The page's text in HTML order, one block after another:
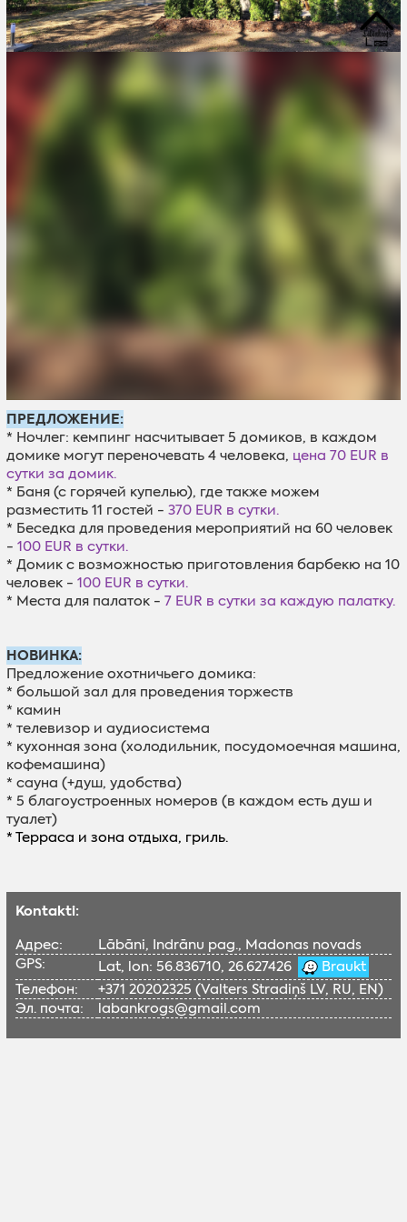
ПРЕДЛОЖЕНИЕ:
* Ночлег: кемпинг насчитывает 5 домиков, в каждом
домике могут переночевать 4 человека, цена 70 EUR в
сутки за домик.
* Баня (с горячей купелью), где также можем
разместить 11 гостей - 370 EUR в сутки.
* Беседка для проведения мероприятий на 60 человек
- 100 EUR в сутки.
* Домик с возможностью приготовления барбекю на 10
человек - 100 EUR в сутки.
* Места для палаток - 7 EUR в сутки за каждую палатку.
НОВИНКА:
Предложение охотничьего домика:
* большой зал для проведения торжеств
* камин
* телевизор и аудиосистема
* кухонная зона (холодильник, посудомоечная машина,
кофемашина)
* сауна (+душ, удобства)
* 5 благоустроенных номеров (в каждом есть душ и
туалет)
* Терраса и зона отдыха, гриль.
Kontakti:
Адрес:
Lābāni, Indrānu pag., Madonas novads
GPS:
Lat, lon: 56.836710, 26.627426
Braukt
Телефон:
+371 20202325 (Valters Stradiņš LV, RU, EN)
Эл. почта:
labankrogs@gmail.com